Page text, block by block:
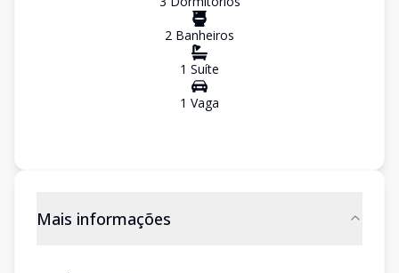
2 Banheiros
1 Suíte
1 Vaga
Mais informações